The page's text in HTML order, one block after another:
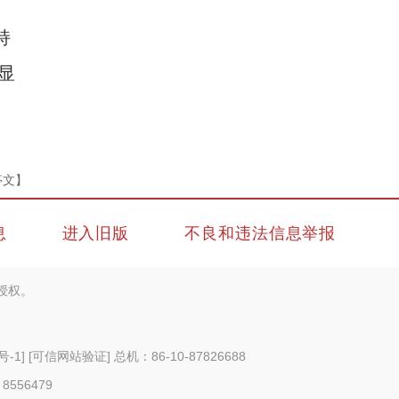
】
进入旧版 不良和违法信息举报
。
-1] [可信网站验证] 总机：86-10-87826688
/ 8556479